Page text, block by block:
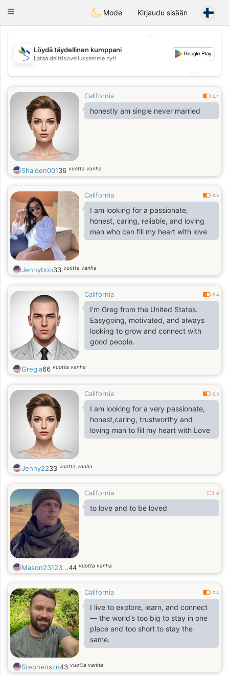
SvenskaDating
Toggle
Mode Kirjaudu sisään
💖
💕
Löydä täydellinen kumppani
Lataa deittisovelluksemme nyt!
California 0.4
honestly am single never married
Shaiden00136 vuotta vanha
California 0.5
I am looking for a passionate,
honest, caring, reliable, and loving
man who can fill my heart with love
Jennyboo33 vuotta vanha
California 0.4
I’m Greg from the United States.
Easygoing, motivated, and always
looking to grow and connect with
good people.
Gregla66 vuotta vanha
California 0.3
I am looking for a very passionate,
honest,caring, trustworthy and
loving man to fill my heart with Love
Jenny2233 vuotta vanha
California 0
to love and to be loved
Mason23123...44 vuotta vanha
California 0.4
I live to explore, learn, and connect
— the world’s too big to stay in one
place and too short to stay the
same.
Stephenszn43 vuotta vanha